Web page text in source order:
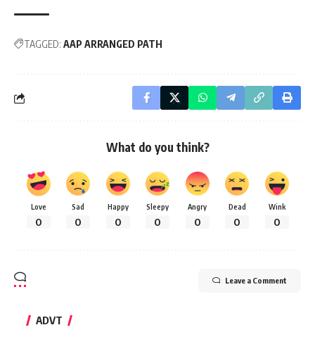
TAGGED: AAP ARRANGED PATH
What do you think?
Love
0
Sad
0
Happy
0
Sleepy
0
Angry
0
Dead
0
Wink
0
Leave a Comment
ADVT